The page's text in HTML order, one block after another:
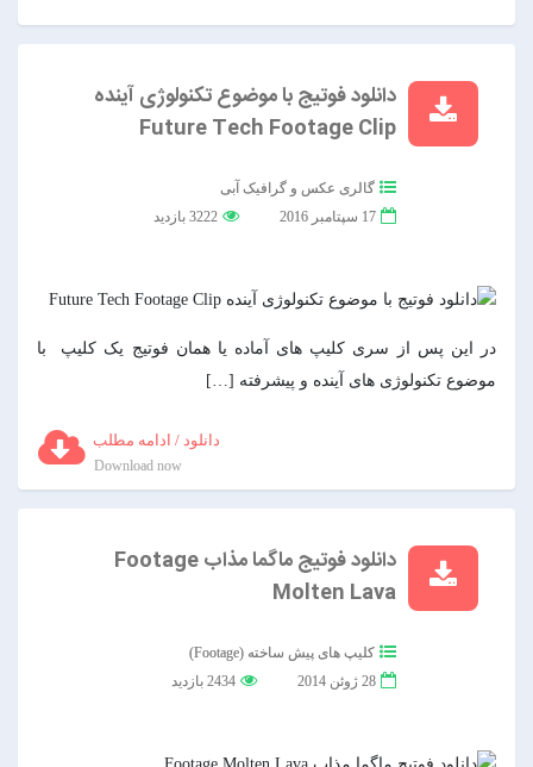
دانلود فوتیج با موضوع تکنولوژی آینده
Future Tech Footage Clip
گالری عکس و گرافیک آبی
17 سپتامبر 2016
3222 بازدید
در این پس از سری کلیپ های آماده یا همان فوتیج یک کلیپ با
موضوع تکنولوژی های آینده و پیشرفته […]
دانلود / ادامه مطلب
Download now
دانلود فوتیج ماگما مذاب Footage
Molten Lava
کلیپ های پیش ساخته (Footage)
28 ژوئن 2014
2434 بازدید